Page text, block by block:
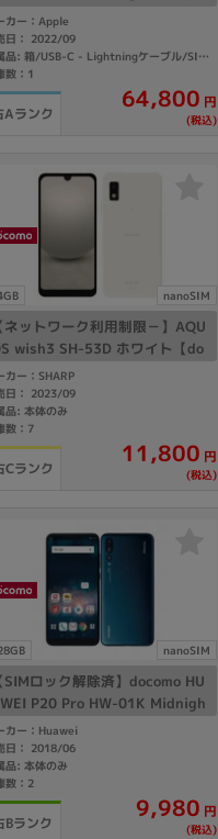
フリー】
カー：Apple
日： 2022/09
付属品: 箱/USB-C - Lightningケーブル/SIMカードツール/マニュアル
数：1
Aランク
64,800 円
(税込)
nanoSIM
ネットワーク利用制限－】AQU
wish3 SH-53D ホワイト【do
版 SIMフリー】
カー：SHARP
日： 2023/09
品: 本体のみ
数：7
Cランク
11,800 円
(税込)
nanoSIM
SIMロック解除済】docomo HU
P20 Pro HW-01K Midnigh
カー：Huawei
日： 2018/06
品: 本体のみ
数：2
Bランク
9,980 円
(税込)
その他
月 から
月 まで